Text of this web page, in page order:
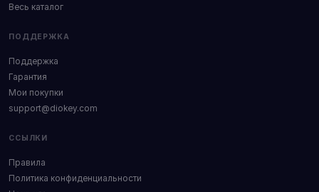
Весь каталог
ПОДДЕРЖКА
Поддержка
Гарантия
Мои покупки
support@diokey.com
ССЫЛКИ
Правила
Политика конфиденциальности